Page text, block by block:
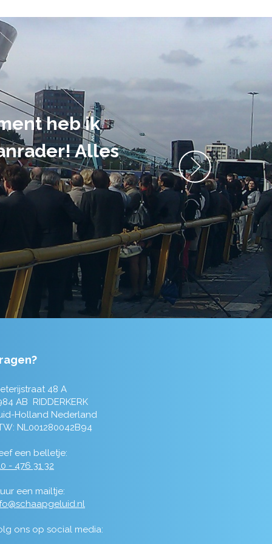
heb ik
Alles
48 A
AB RIDDERKERK
Holland Nederland
NL001280042B94
een belletje:
- 476 31 32
een mailtje:
ons op social media: